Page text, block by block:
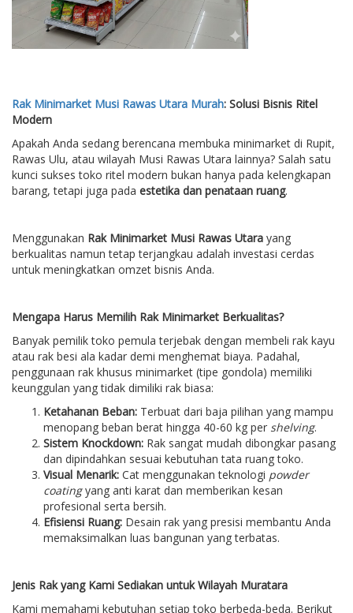
Rak Minimarket Musi Rawas Utara Murah: Solusi Bisnis Ritel
Modern
Apakah Anda sedang berencana membuka minimarket di Rupit,
Rawas Ulu, atau wilayah Musi Rawas Utara lainnya? Salah satu
kunci sukses toko ritel modern bukan hanya pada kelengkapan
barang, tetapi juga pada estetika dan penataan ruang.
Menggunakan Rak Minimarket Musi Rawas Utara yang
berkualitas namun tetap terjangkau adalah investasi cerdas
untuk meningkatkan omzet bisnis Anda.
Mengapa Harus Memilih Rak Minimarket Berkualitas?
Banyak pemilik toko pemula terjebak dengan membeli rak kayu
atau rak besi ala kadar demi menghemat biaya. Padahal,
penggunaan rak khusus minimarket (tipe gondola) memiliki
keunggulan yang tidak dimiliki rak biasa:
Ketahanan Beban: Terbuat dari baja pilihan yang mampu
menopang beban berat hingga 40-60 kg per shelving.
Sistem Knockdown: Rak sangat mudah dibongkar pasang
dan dipindahkan sesuai kebutuhan tata ruang toko.
Visual Menarik: Cat menggunakan teknologi powder
coatingyang anti karat dan memberikan kesan
profesional serta bersih.
Efisiensi Ruang: Desain rak yang presisi membantu Anda
memaksimalkan luas bangunan yang terbatas.
Jenis Rak yang Kami Sediakan untuk Wilayah Muratara
Kami memahami kebutuhan setiap toko berbeda-beda. Berikut